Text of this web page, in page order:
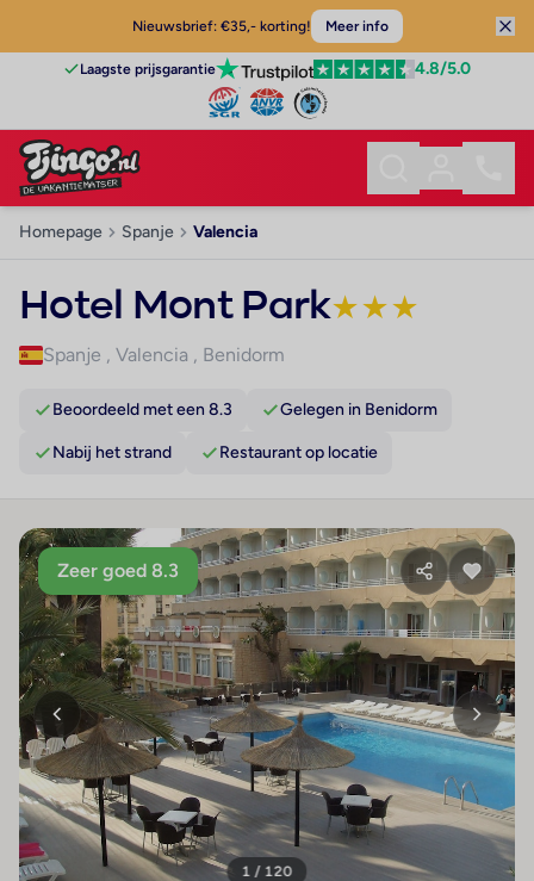
Nieuwsbrief: €35,- korting! Meer info
Laagste prijsgarantie 4.8/5.0
Homepage Spanje Valencia
Hotel Mont Park★★★
Spanje , Valencia , Benidorm
Beoordeeld met een 8.3 Gelegen in Benidorm
Nabij het strand Restaurant op locatie
Zeer goed 8.3
1 / 120